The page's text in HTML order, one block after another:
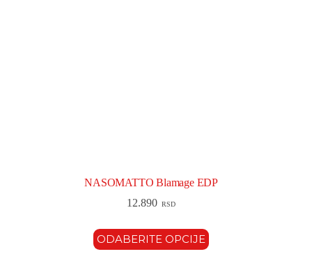
NASOMATTO Blamage EDP
12.890 RSD
ODABERITE OPCIJE